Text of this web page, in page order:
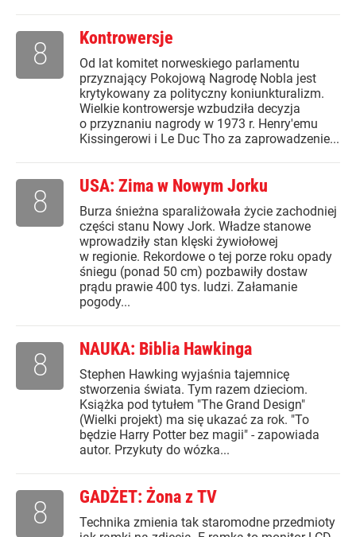
Kontrowersje
Od lat komitet norweskiego parlamentu
przyznający Pokojową Nagrodę Nobla jest
krytykowany za polityczny koniunkturalizm.
Wielkie kontrowersje wzbudziła decyzja
o przyznaniu nagrody w 1973 r. Henry'emu
Kissingerowi i Le Duc Tho za zaprowadzenie...
8
USA: Zima w Nowym Jorku
Burza śnieżna sparaliżowała życie zachodniej
części stanu Nowy Jork. Władze stanowe
wprowadziły stan klęski żywiołowej
w regionie. Rekordowe o tej porze roku opady
śniegu (ponad 50 cm) pozbawiły dostaw
prądu prawie 400 tys. ludzi. Załamanie
pogody...
8
NAUKA: Biblia Hawkinga
Stephen Hawking wyjaśnia tajemnicę
stworzenia świata. Tym razem dzieciom.
Książka pod tytułem "The Grand Design"
(Wielki projekt) ma się ukazać za rok. "To
będzie Harry Potter bez magii" - zapowiada
autor. Przykuty do wózka...
8
GADŻET: Żona z TV
Technika zmienia tak staromodne przedmioty
8